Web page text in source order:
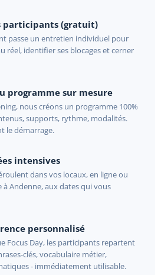
participants (gratuit)
passe un entretien individuel pour
réel, identifier ses blocages et cerner
programme sur mesure
nous créons un programme 100%
supports, rythme, modalités.
le démarrage.
intensives
dans vos locaux, en ligne ou
Andenne, aux dates qui vous
personnalisé
Focus Day, les participants repartent
clés, vocabulaire métier,
- immédiatement utilisable.